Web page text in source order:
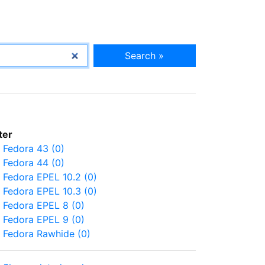
Search »
Fedora 43 (0)
Fedora 44 (0)
Fedora EPEL 10.2 (0)
Fedora EPEL 10.3 (0)
Fedora EPEL 8 (0)
Fedora EPEL 9 (0)
Fedora Rawhide (0)